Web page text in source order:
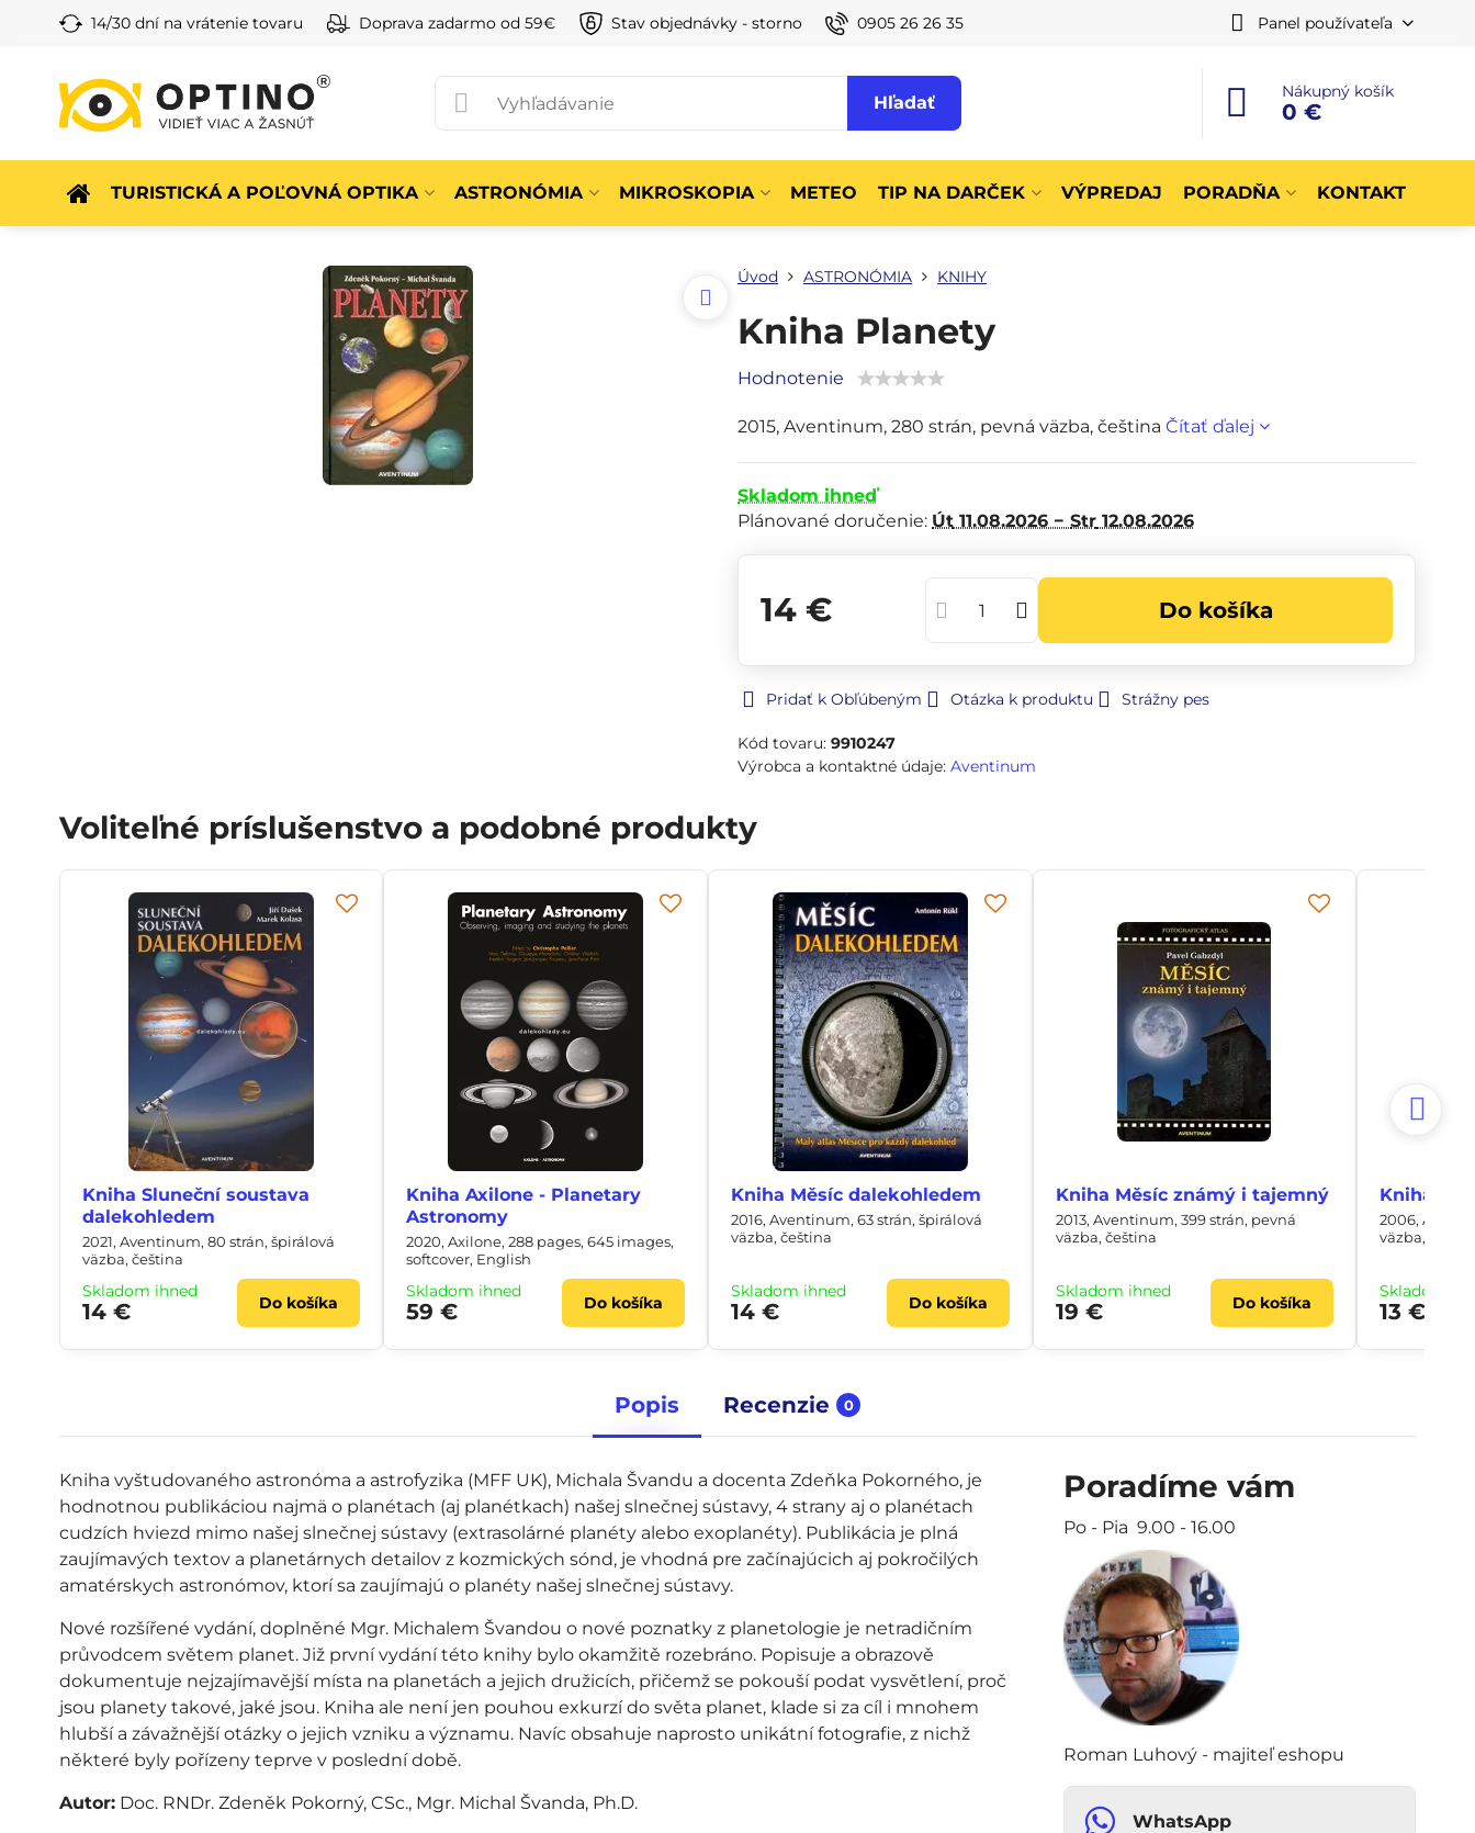
14/30 dní na vrátenie tovaru Doprava zadarmo od 59€ Stav objednávky - storno 0905 26 26 35 Panel používateľa
Hľadať
Nákupný košík
0 €
TURISTICKÁ A POĽOVNÁ OPTIKA ASTRONÓMIA MIKROSKOPIA METEO TIP NA DARČEK VÝPREDAJ PORADŇA KONTAKT
Úvod ASTRONÓMIA KNIHY
Kniha Planety
Hodnotenie
2015, Aventinum, 280 strán, pevná väzba, čeština Čítať ďalej
Skladom ihneď
Plánované doručenie: Út 11.08.2026 − Str 12.08.2026
14 € Do košíka
Pridať k Obľúbeným Otázka k produktu Strážny pes
Kód tovaru: 9910247
Výrobca a kontaktné údaje: Aventinum
Popis Recenzie 0
Kniha vyštudovaného astronóma a astrofyzika (MFF UK), Michala Švandu a docenta Zdeňka Pokorného, je
hodnotnou publikáciou najmä o planétach (aj planétkach) našej slnečnej sústavy, 4 strany aj o planétach
cudzích hviezd mimo našej slnečnej sústavy (extrasolárné planéty alebo exoplanéty). Publikácia je plná
zaujímavých textov a planetárnych detailov z kozmických sónd, je vhodná pre začínajúcich aj pokročilých
amatérskych astronómov, ktorí sa zaujímajú o planéty našej slnečnej sústavy.
Nové rozšířené vydání, doplněné Mgr. Michalem Švandou o nové poznatky z planetologie je netradičním
průvodcem světem planet. Již první vydání této knihy bylo okamžitě rozebráno. Popisuje a obrazově
dokumentuje nejzajímavější místa na planetách a jejich družicích, přičemž se pokouší podat vysvětlení, proč
jsou planety takové, jaké jsou. Kniha ale není jen pouhou exkurzí do světa planet, klade si za cíl i mnohem
hlubší a závažnější otázky o jejich vzniku a významu. Navíc obsahuje naprosto unikátní fotografie, z nichž
některé byly pořízeny teprve v poslední době.
Autor:Doc. RNDr. Zdeněk Pokorný, CSc., Mgr. Michal Švanda, Ph.D.
Poradíme vám
Po - Pia 9.00 - 16.00
Roman Luhový - majiteľ eshopu
WhatsApp
Voliteľné príslušenstvo a podobné produkty
Kniha Sluneční soustava
dalekohledem
2021, Aventinum, 80 strán, špirálová
väzba, čeština
Skladom ihneď
14 € Do košíka
Kniha Axilone - Planetary
Astronomy
2020, Axilone, 288 pages, 645 images,
softcover, English
Skladom ihneď
59 € Do košíka
Kniha Měsíc dalekohledem
2016, Aventinum, 63 strán, špirálová
väzba, čeština
Skladom ihneď
14 € Do košíka
Kniha Měsíc známý i tajemný
2013, Aventinum, 399 strán, pevná
väzba, čeština
Skladom ihneď
19 € Do košíka
Kniha
2006,
väzba,
Skladom
13 €